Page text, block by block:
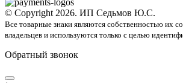
© Copyright 2026. ИП Седьмов Ю.С.
Все товарные знаки являются собственностью их
владельцев и используются только с целью
Обратный звонок